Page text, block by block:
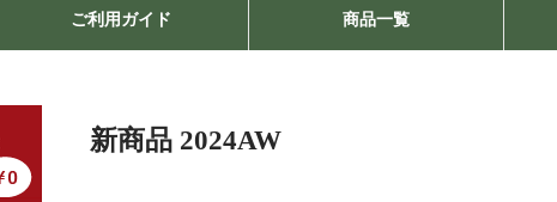
ご利用ガイド 商品一覧
新商品 2024AW